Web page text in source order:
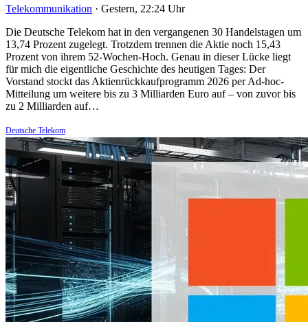
Telekommunikation · Gestern, 22:24 Uhr
Die Deutsche Telekom hat in den vergangenen 30 Handelstagen um
13,74 Prozent zugelegt. Trotzdem trennen die Aktie noch 15,43
Prozent von ihrem 52-Wochen-Hoch. Genau in dieser Lücke liegt
für mich die eigentliche Geschichte des heutigen Tages: Der
Vorstand stockt das Aktienrückkaufprogramm 2026 per Ad-hoc-
Mitteilung um weitere bis zu 3 Milliarden Euro auf – von zuvor bis
zu 2 Milliarden auf…
Deutsche Telekom